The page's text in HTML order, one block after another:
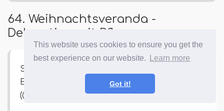
This website uses cookies to ensure you get the
best experience on our website.
Learn more
Got it!
64. Weihnachtsveranda -
Dekoration mit Pflanzen
Sehen Sie diesen Beitrag auf Instagram an
Ein Beitrag von Amy | Alittlelovedesigns
(@A.wenig.Liebe.Entwürfe)